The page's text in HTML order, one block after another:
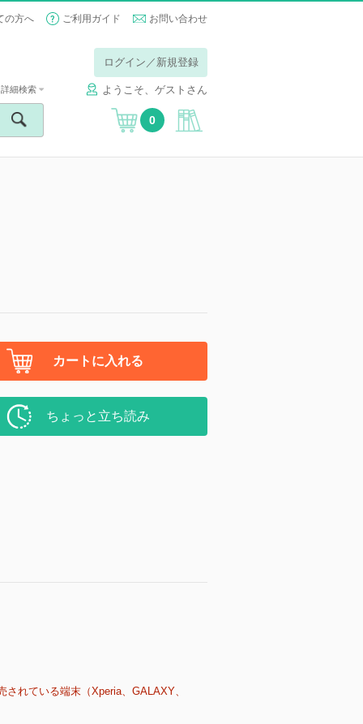
の方へ ご利用ガイド お問い合わせ
ログイン／新規登録
ようこそ、ゲストさん
詳細検索
0
カートに入れる
ちょっと立ち読み
れている端末（Xperia、GALAXY、